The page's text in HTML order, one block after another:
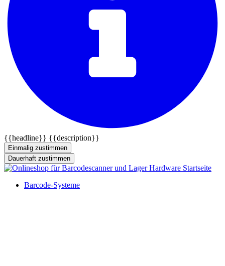
{{headline}} {{description}}
Einmalig zustimmen
Dauerhaft zustimmen
Barcode-Systeme